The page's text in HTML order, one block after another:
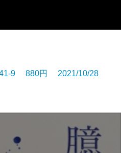
9 880円 2021/10/28